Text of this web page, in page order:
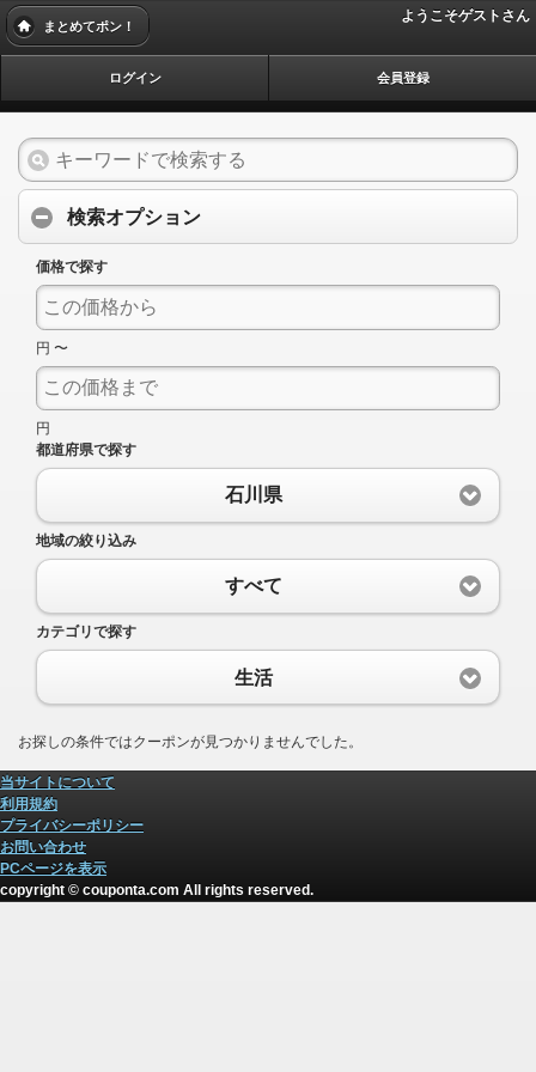
まとめてポン！
ようこそゲストさん
ログイン 会員登録
検索オプション
価格で探す
円 〜
円
都道府県で探す
石川県
地域の絞り込み
すべて
カテゴリで探す
生活
お探しの条件ではクーポンが見つかりませんでした。
当サイトについて
利用規約
プライバシーポリシー
お問い合わせ
PCページを表示
copyright © couponta.com All rights reserved.